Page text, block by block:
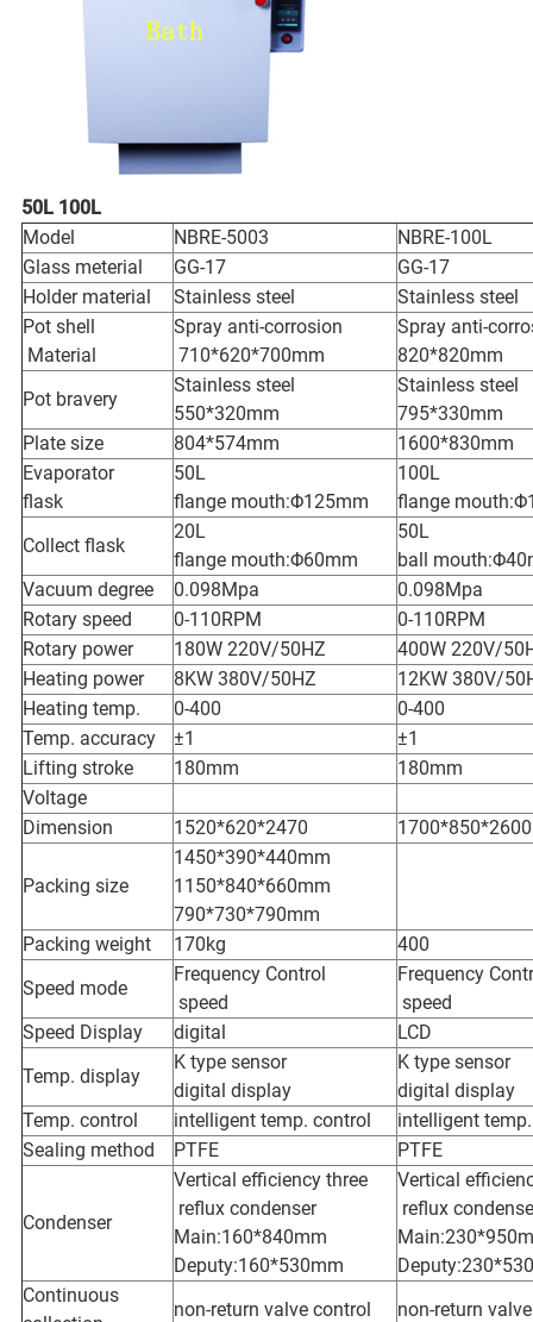
50L 100L
Model
NBRE-5003
NBRE-100L
Glass meterial
GG-17
GG-17
Holder material
Stainless steel
Stainless steel
Pot shell
Material
Spray anti-corrosion
710*620*700mm
Spray anti-
820*820mm
Pot bravery
Stainless steel
550*320mm
Stainless steel
795*330mm
Plate size
804*574mm
1600*830mm
Evaporator
flask
50L
flange mouth:Φ125mm
100L
flange
Collect flask
20L
flange mouth:Φ60mm
50L
ball
Vacuum degree
0.098Mpa
0.098Mpa
Rotary speed
0-110RPM
0-110RPM
Rotary power
180W 220V/50HZ
400W 220V/
Heating power
8KW 380V/50HZ
12KW 380V/
Heating temp.
0-400
0-400
Temp. accuracy
±1
±1
Lifting stroke
180mm
180mm
Voltage
Dimension
1520*620*2470 1700*850*2600
Packing size
1450*390*440mm
1150*840*660mm
790*730*790mm
Packing weight
170kg
400
Speed mode
Frequency Control
speed
Frequency
speed
Speed Display
digital
LCD
Temp. display
K type sensor
digital display
K type sensor
digital display
Temp. control
intelligent temp. control
intelligent
Sealing method
PTFE PTFE
Condenser
Vertical efficiency three
reflux condenser
Main:160*840mm
Deputy:160*530mm
Vertical
reflux
Continuous
non-return valve control non-return